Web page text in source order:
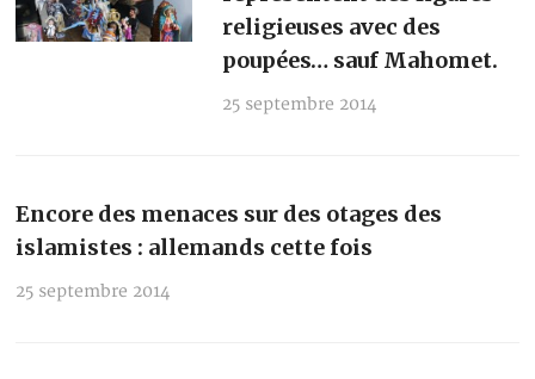
religieuses avec des
poupées… sauf Mahomet.
25 septembre 2014
Encore des menaces sur des otages des
islamistes : allemands cette fois
25 septembre 2014